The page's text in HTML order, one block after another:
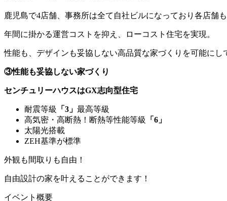
鹿児島で4店舗、事務所は全て自社ビルになっており各店舗も
年間に掛かる運営コストを抑え、ローコスト住宅を実現。
性能も、デザインも妥協しない高品質な家づくりを可能にし
③性能も妥協しない家づくり
センチュリーハウスはGX志向型住宅
耐震等級 「3」 最高等級
高気密・高断熱！断熱等性能等級
「6」
太陽光搭載
ZEH基準が標準
外観も間取りも自由！
自由設計の家を叶えることができます！
イベント概要